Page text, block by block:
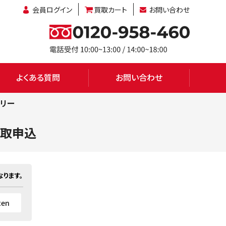
会員ログイン 買取カート お問い合わせ
よくある質問 お問い合わせ
ー
申込
ます。